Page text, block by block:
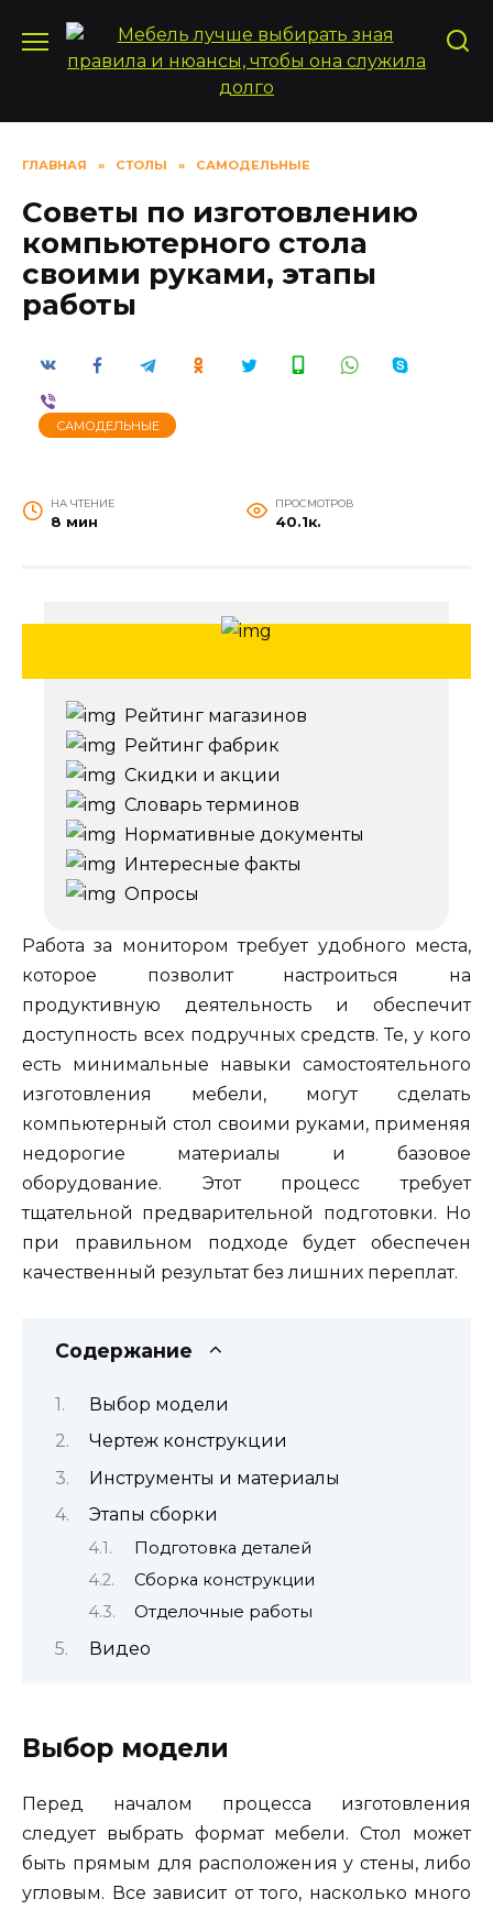
содержанию
ГЛАВНАЯ » СТОЛЫ » САМОДЕЛЬНЫЕ
Советы по изготовлению
компьютерного стола
своими руками, этапы
работы
САМОДЕЛЬНЫЕ
НА ЧТЕНИЕ
8 мин
ПРОСМОТРОВ
40.1к.
Рейтинг магазинов
Рейтинг фабрик
Скидки и акции
Словарь терминов
Нормативные документы
Интересные факты
Опросы
Работа за монитором требует удобного места,
которое позволит настроиться на
продуктивную деятельность и обеспечит
доступность всех подручных средств. Те, у кого
есть минимальные навыки самостоятельного
изготовления мебели, могут сделать
компьютерный стол своими руками, применяя
недорогие материалы и базовое
оборудование. Этот процесс требует
тщательной предварительной подготовки. Но
при правильном подходе будет обеспечен
качественный результат без лишних переплат.
Содержание
Выбор модели
Чертеж конструкции
Инструменты и материалы
Этапы сборки
Подготовка деталей
Сборка конструкции
Отделочные работы
Видео
Выбор модели
Перед началом процесса изготовления
следует выбрать формат мебели. Стол может
быть прямым для расположения у стены, либо
угловым. Все зависит от того, насколько много